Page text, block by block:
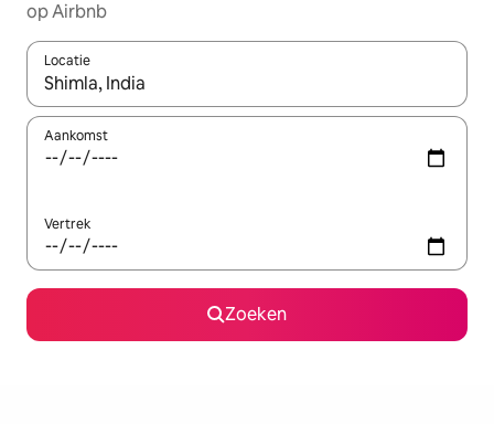
op Airbnb
Locatie
Wanneer er suggesties beschikbaar zijn, maak je een keuze
Aankomst
Vertrek
Zoeken